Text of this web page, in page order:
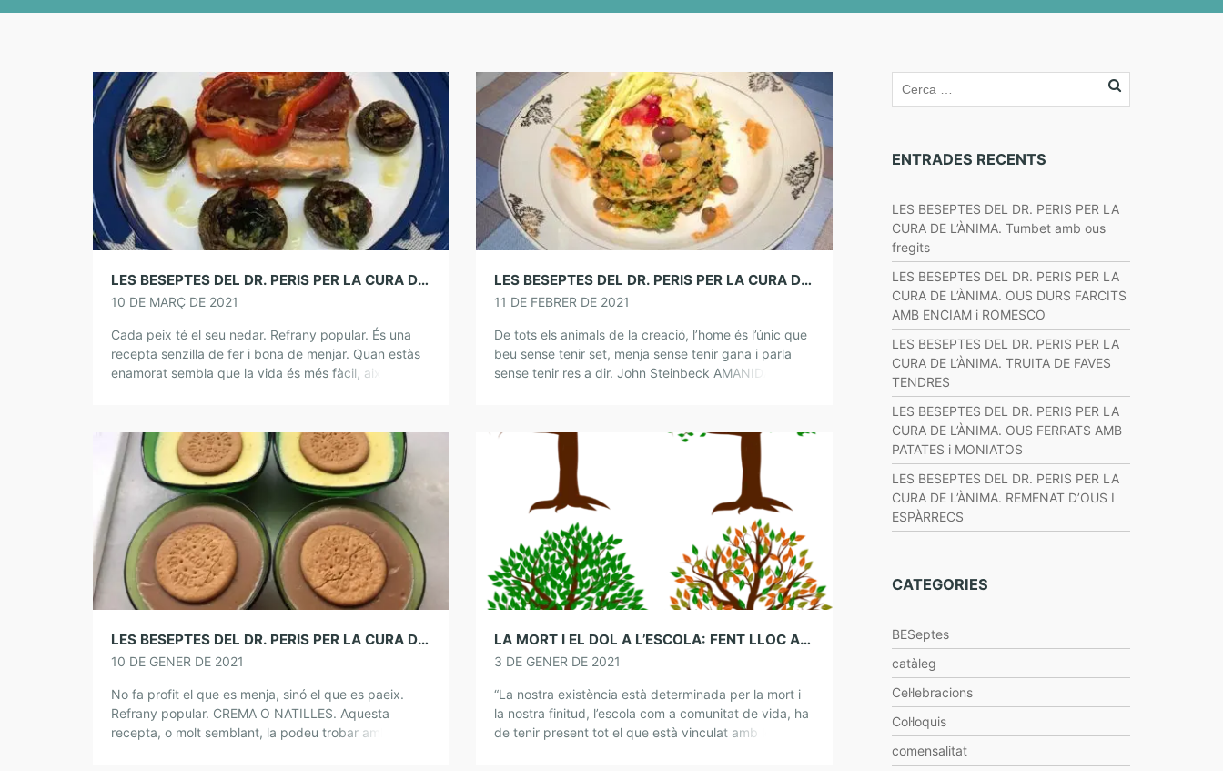
LES BESEPTES DEL DR. PERIS PER LA CURA DE L’ÀNIMA. SALMÓ D’ENAMORATS
10 DE MARÇ DE 2021
Cada peix té el seu nedar. Refrany popular. És una
recepta senzilla de fer i bona de menjar. Quan estàs
enamorat sembla que la vida és més fàcil, així és
LES BESEPTES DEL DR. PERIS PER LA CURA DE L’ÀNIMA. AMANIDA D’ESCAROLA
11 DE FEBRER DE 2021
De tots els animals de la creació, l’home és l’únic que
beu sense tenir set, menja sense tenir gana i parla
sense tenir res a dir. John Steinbeck AMANIDA
LES BESEPTES DEL DR. PERIS PER LA CURA DE L’ÀNIMA. CREMA O NATILLES.
10 DE GENER DE 2021
No fa profit el que es menja, sinó el que es paeix.
Refrany popular. CREMA O NATILLES. Aquesta
recepta, o molt semblant, la podeu trobar amb el non
LA MORT I EL DOL A L’ESCOLA: FENT LLOC A LA VIDA
3 DE GENER DE 2021
“La nostra existència està determinada per la mort i
la nostra finitud, l’escola com a comunitat de vida, ha
de tenir present tot el que està vinculat amb les
ENTRADES RECENTS
LES BESEPTES DEL DR. PERIS PER LA
CURA DE L’ÀNIMA. Tumbet amb ous
fregits
LES BESEPTES DEL DR. PERIS PER LA
CURA DE L’ÀNIMA. OUS DURS FARCITS
AMB ENCIAM i ROMESCO
LES BESEPTES DEL DR. PERIS PER LA
CURA DE L’ÀNIMA. TRUITA DE FAVES
TENDRES
LES BESEPTES DEL DR. PERIS PER LA
CURA DE L’ÀNIMA. OUS FERRATS AMB
PATATES i MONIATOS
LES BESEPTES DEL DR. PERIS PER LA
CURA DE L’ÀNIMA. REMENAT D’OUS I
ESPÀRRECS
CATEGORIES
BESeptes
catàleg
Cel·lebracions
Col·loquis
comensalitat